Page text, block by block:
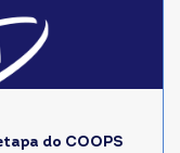
do COOPS